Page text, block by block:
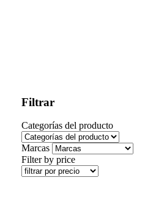
Filtrar
Categorías del producto
Marcas
Filter by price